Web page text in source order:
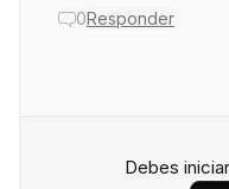
0Responder
Debes